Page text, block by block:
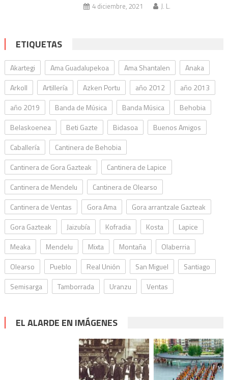
4 diciembre, 2021 J. L.
ETIQUETAS
Akartegi Ama Guadalupekoa Ama Shantalen
Anaka
Arkoll
Artillería Azken Portu año 2012
año 2013
año 2019
Banda de Música Banda Música
Behobia
Belaskoenea
Beti Gazte Bidasoa
Buenos Amigos
Caballería
Cantinera de Behobia
Cantinera de Gora Gazteak
Cantinera de Lapice
Cantinera de Mendelu
Cantinera de Olearso
Cantinera de Ventas
Gora Ama
Gora arrantzale Gazteak
Gora Gazteak
Jaizubía Kofradia Kosta
Lapice
Meaka
Mendelu Mixta Montaña
Olaberria
Olearso
Pueblo Real Unión San Miguel
Santiago
Semisarga
Tamborrada Uranzu Ventas
EL ALARDE EN IMÁGENES